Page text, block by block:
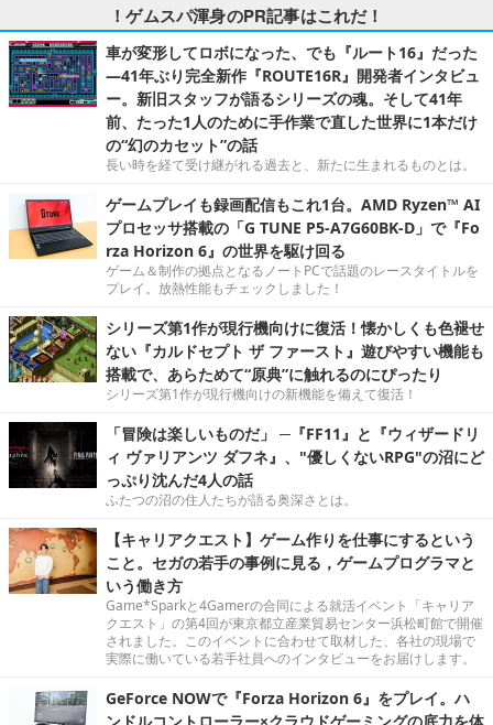
！ゲムスパ渾身のPR記事はこれだ！
車が変形してロボになった、でも『ルート16』だった
―41年ぶり完全新作『ROUTE16R』開発者インタビュ
ー。新旧スタッフが語るシリーズの魂。そして41年
前、たった1人のために手作業で直した世界に1本だけ
の“幻のカセット”の話
長い時を経て受け継がれる過去と、新たに生まれるものとは。
ゲームプレイも録画配信もこれ1台。AMD Ryzen™ AI
プロセッサ搭載の「G TUNE P5-A7G60BK-D」で『Fo
rza Horizon 6』の世界を駆け回る
ゲーム＆制作の拠点となるノートPCで話題のレースタイトルを
プレイ。放熱性能もチェックしました！
シリーズ第1作が現行機向けに復活！懐かしくも色褪せ
ない『カルドセプト ザ ファースト』遊びやすい機能も
搭載で、あらためて“原典”に触れるのにぴったり
シリーズ第1作が現行機向けの新機能を備えて復活！
「冒険は楽しいものだ」 ─『FF11』と『ウィザードリ
ィ ヴァリアンツ ダフネ』、"優しくないRPG"の沼にど
っぷり沈んだ4人の話
ふたつの沼の住人たちが語る奥深さとは。
【キャリアクエスト】ゲーム作りを仕事にするという
こと。セガの若手の事例に見る，ゲームプログラマと
いう働き方
Game*Sparkと4Gamerの合同による就活イベント「キャリア
クエスト」の第4回が東京都立産業貿易センター浜松町館で開催
されました。このイベントに合わせて取材した、各社の現場で
実際に働いている若手社員へのインタビューをお届けします。
GeForce NOWで『Forza Horizon 6』をプレイ。ハ